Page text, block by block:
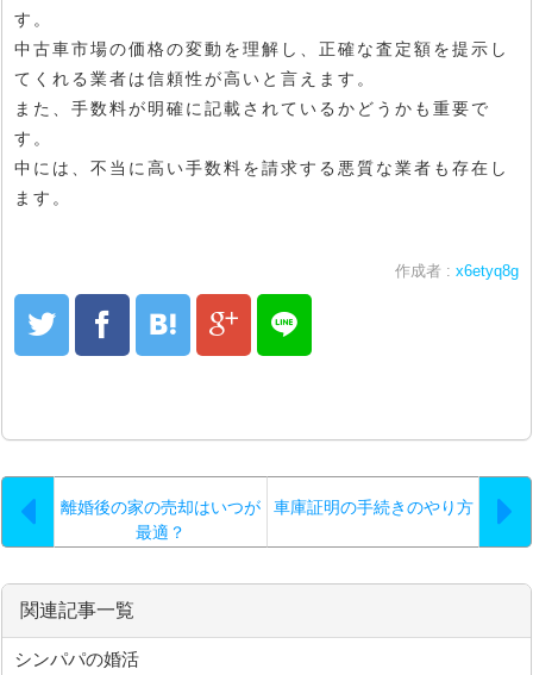
す。
中古車市場の価格の変動を理解し、正確な査定額を提示し
てくれる業者は信頼性が高いと言えます。
また、手数料が明確に記載されているかどうかも重要で
す。
中には、不当に高い手数料を請求する悪質な業者も存在し
ます。
作成者 : x6etyq8g
離婚後の家の売却はいつが
最適？
車庫証明の手続きのやり方
関連記事一覧
シンパパの婚活